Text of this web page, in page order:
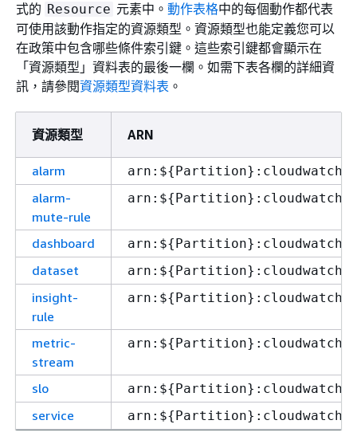
式的 Resource 元素中。 動作表格中的每個動作都代表
可使用該動作指定的資源類型。資源類型也能定義您可以
在政策中包含哪些條件索引鍵。這些索引鍵都會顯示在
「資源類型」資料表的最後一欄。如需下表各欄的詳細資
訊，請參閱資源類型資料表 。
資源類型 ARN
alarm arn:${
alarm-
mute-rule
arn:${
dashboard arn:${
dataset arn:${
insight-
rule
arn:${
metric-
stream
arn:${
slo arn:${
service arn:${